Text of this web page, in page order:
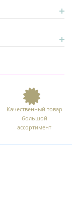
Качественный товар
большой
ассортимент